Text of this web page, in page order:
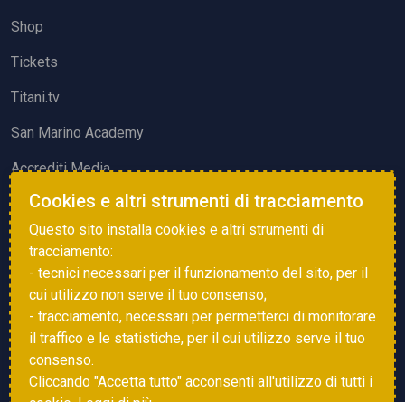
Shop
Tickets
Titani.tv
San Marino Academy
Accrediti Media
ATTIVITÀ ED EVENTI
Squadre di Calcio
Associazione Sammarinese Arbitri
Vota gol e parata
Cookies e altri strumenti di tracciamento
Questo sito installa cookies e altri strumenti di
tracciamento:
- tecnici necessari per il funzionamento del sito, per il
cui utilizzo non serve il tuo consenso;
- tracciamento, necessari per permetterci di monitorare
il traffico e le statistiche, per il cui utilizzo serve il tuo
consenso.
Cliccando "Accetta tutto" acconsenti all'utilizzo di tutti i